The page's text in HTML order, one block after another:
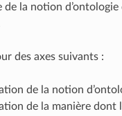
de la notion
des axes suivants :
de la notion
de la manière dont